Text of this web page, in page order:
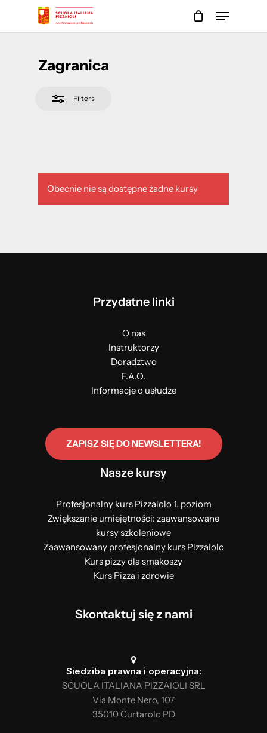
main
Menu
Zagranica
Filters
Obecnie nie są dostępne żadne kursy
Przydatne linki
O nas
Instruktorzy
Doradztwo
F.A.Q.
Informacje o usłudze
ZAPISZ SIĘ DO NEWSLETTERA!
Nasze kursy
Profesjonalny kurs Pizzaiolo 1. poziom
Zwiększanie umiejętności: zaawansowane
kursy szkoleniowe
Zaawansowany profesjonalny kurs Pizzaiolo
Kurs pizzy dla smakoszy
Kurs Pizza i zdrowie
Skontaktuj się z nami
Siedziba prawna i operacyjna:
SCUOLA ITALIANA PIZZAIOLI SRL
Via Monte Nero, 107
35010 Curtarolo PD
Close